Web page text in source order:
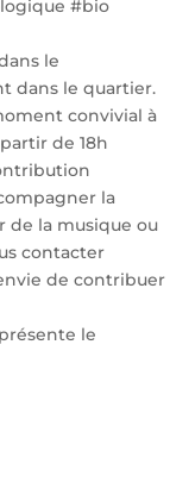
le
le